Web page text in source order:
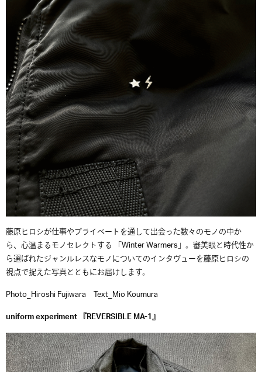
藤原ヒロシが仕事やプライベートを通して出会った数々のモノの中か
ら、心温まるモノセレクトする 「Winter Warmers」。審美眼と時代性か
ら選ばれたジャンルレスなモノについてのインタヴューを藤原ヒロシの
視点で捉えた写真とともにお届けします。
Photo_Hiroshi Fujiwara Text_Mio Koumura
uniform experiment 『REVERSIBLE MA-1』